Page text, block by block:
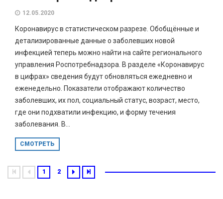
12.05.2020
Коронавирус в статистическом разрезе. Обобщённые и
детализированные данные о заболевших новой
инфекцией теперь можно найти на сайте регионального
управления Роспотребнадзора. В разделе «Коронавирус
в цифрах» сведения будут обновляться ежедневно и
еженедельно. Показатели отображают количество
заболевших, их пол, социальный статус, возраст, место,
где они подхватили инфекцию, и форму течения
заболевания. В...
СМОТРЕТЬ
1 2